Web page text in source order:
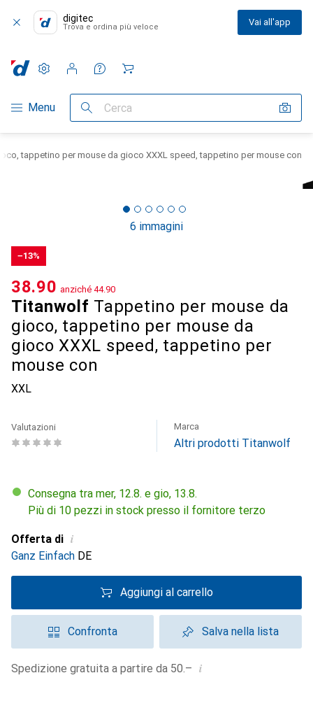
digitec
Trova e ordina più veloce Vai all'app
Categoria Navigazione
Menu Cerca
Impostazioni
Conto cliente
Liste di confronto
Liste dei desideri
Carrello
tappetino per mouse da gioco XXXL speed, tappetino per mouse con
6 immagini
−13%
Titanwolf Tappetino per mouse da
gioco, tappetino per mouse da
gioco XXXL speed, tappetino per
mouse con
XXL
CHF
38.90 anziché CHF
44.90
Valutazioni Marca
Altri prodotti Titanwolf
Consegna tra mer, 12.8. e gio, 13.8.
Più di 10 pezzi in stock presso il fornitore terzo
Offerta di i
Ganz Einfach DE
Aggiungi al carrello
Confronta Salva nella lista
Spedizione gratuita a partire da 50.– i